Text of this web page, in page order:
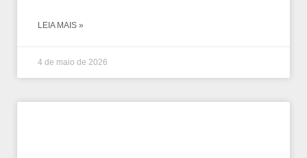
LEIA MAIS »
4 de maio de 2026